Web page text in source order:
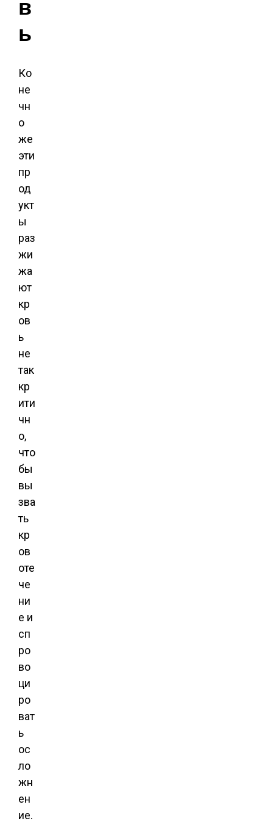
в
ь
Ко
не
чн
о
же
эти
пр
од
укт
ы
раз
жи
жа
ют
кр
ов
ь
не
так
кр
ити
чн
о,
что
бы
вы
зва
ть
кр
ов
оте
че
ни
е и
сп
ро
во
ци
ро
ват
ь
ос
ло
жн
ен
ие.